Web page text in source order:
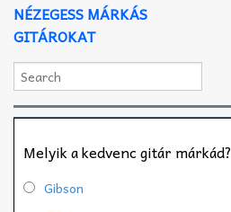
NÉZEGESS MÁRKÁS
GITÁROKAT
Melyik a kedvenc gitár márkád?
Gibson